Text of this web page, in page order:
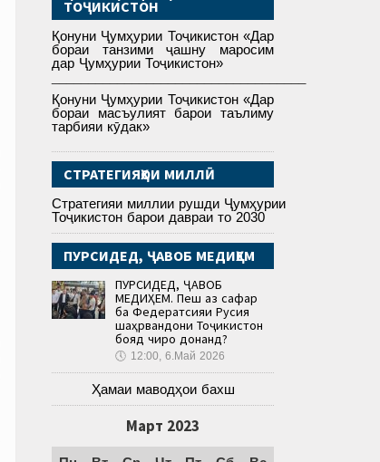
ТОҶИКИСТОН
Қонуни Ҷумҳурии Тоҷикистон «Дар
бораи танзими ҷашну маросим
дар Ҷумҳурии Тоҷикистон»
Қонуни Ҷумҳурии Тоҷикистон «Дар
бораи масъулият барои таълиму
тарбияи кӯдак»
СТРАТЕГИЯҲОИ МИЛЛӢ
Стратегияи миллии рушди Ҷумҳурии
Тоҷикистон барои давраи то 2030
ПУРСИДЕД, ҶАВОБ МЕДИҲЕМ
ПУРСИДЕД, ҶАВОБ
МЕДИҲЕМ. Пеш аз сафар
ба Федератсияи Русия
шаҳрвандони Тоҷикистон
бояд чиро донанд?
🕔 12:00, 6.Май 2026
Ҳамаи маводҳои бахш
Март 2023